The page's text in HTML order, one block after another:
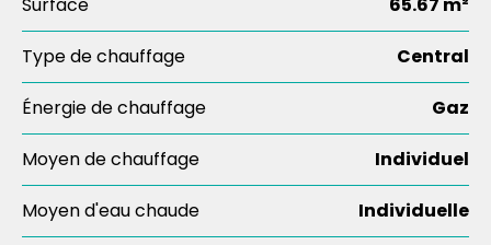
Type de chauffage Central
Énergie de chauffage Gaz
Moyen de chauffage Individuel
Moyen d'eau chaude Individuelle